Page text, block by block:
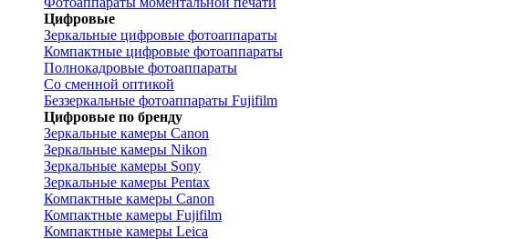
Цифровые
Зеркальные цифровые фотоаппараты
Компактные цифровые фотоаппараты
Полнокадровые фотоаппараты
Со сменной оптикой
Беззеркальные фотоаппараты Fujifilm
Цифровые по бренду
Зеркальные камеры Canon
Зеркальные камеры Nikon
Зеркальные камеры Sony
Зеркальные камеры Pentax
Компактные камеры Canon
Компактные камеры Fujifilm
Компактные камеры Leica